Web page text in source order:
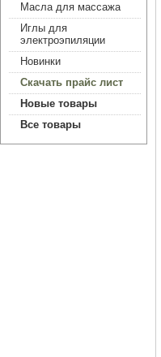
Масла для массажа
Иглы для
электроэпиляции
Новинки
Скачать прайс лист
Новые товары
Все товары